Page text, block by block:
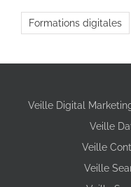
Formations digitales
Veille Digital
Veille
Veille
Veille